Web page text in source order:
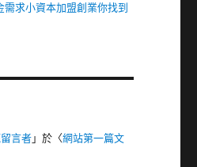
需求小資本加盟創業你找到
言者」於〈網站第一篇文